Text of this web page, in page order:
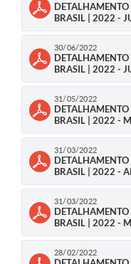
BRASIL | 2022 -
30/06/2022
BRASIL | 2022 -
31/05/2022
BRASIL | 2022 -
31/03/2022
BRASIL | 2022 -
31/03/2022
BRASIL | 2022 -
28/02/2022